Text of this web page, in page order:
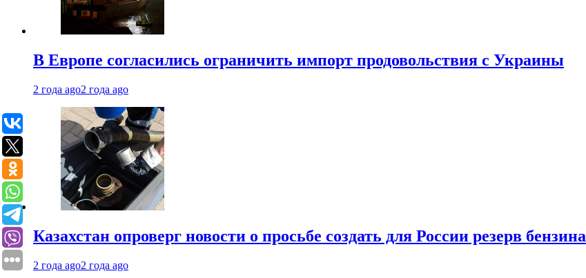
В Европе согласились ограничить импорт продовольствия с Украины
2 года ago2 года ago
Казахстан опроверг новости о просьбе создать для России резерв бензина
2 года ago2 года ago